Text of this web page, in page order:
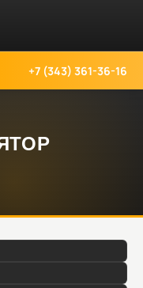
+7 (343) 361-36-16